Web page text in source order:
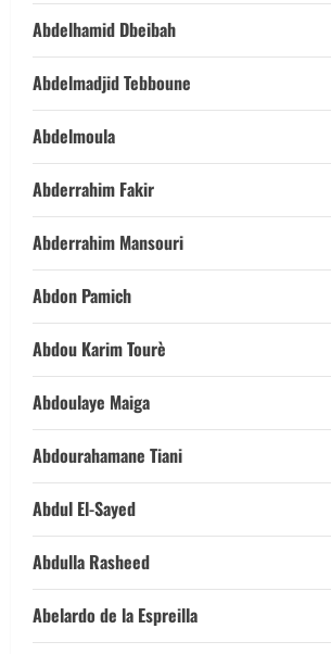
Abdelhamid Dbeibah
Abdelmadjid Tebboune
Abdelmoula
Abderrahim Fakir
Abderrahim Mansouri
Abdon Pamich
Abdou Karim Tourè
Abdoulaye Maiga
Abdourahamane Tiani
Abdul El-Sayed
Abdulla Rasheed
Abelardo de la Espreilla